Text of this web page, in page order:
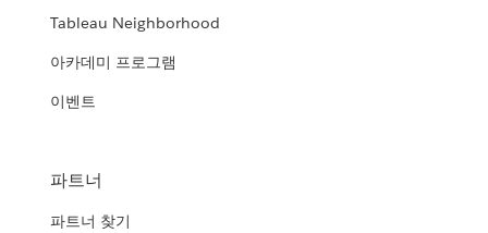
Tableau Neighborhood
아카데미 프로그램
이벤트
파트너
파트너 찾기